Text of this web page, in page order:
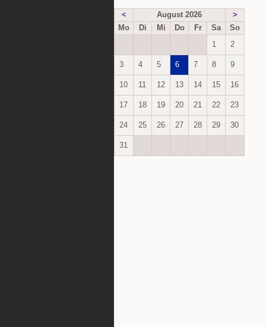
< August 2026
>
Mo
Di Mi Do Fr Sa
So
1
2
3 4 5 6 7 8 9
10 11 12 13 14 15 16
17 18 19 20 21 22 23
24 25 26 27 28 29 30
31